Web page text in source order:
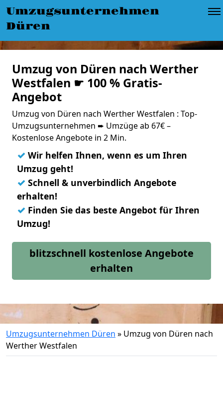
Umzugsunternehmen
Düren
Umzug von Düren nach Werther
Westfalen ☛ 100 % Gratis-
Angebot
Umzug von Düren nach Werther Westfalen : Top-
Umzugsunternehmen ➨ Umzüge ab 67€ –
Kostenlose Angebote in 2 Min.
✓ Wir helfen Ihnen, wenn es um Ihren
Umzug geht!
✓ Schnell & unverbindlich Angebote
erhalten!
✓ Finden Sie das beste Angebot für Ihren
Umzug!
blitzschnell kostenlose Angebote
erhalten
Umzugsunternehmen Düren » Umzug von Düren nach
Werther Westfalen